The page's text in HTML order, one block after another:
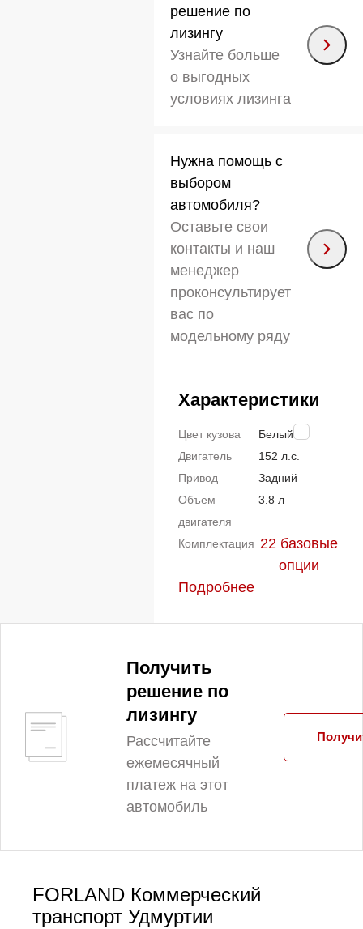
решение по
лизингу
Узнайте больше
о выгодных
условиях лизинга
Нужна помощь с
выбором
автомобиля?
Оставьте свои
контакты и наш
менеджер
проконсультирует
вас по
модельному ряду
Характеристики
Цвет кузова
Белый
Двигатель
152 л.с.
Привод
Задний
Объем
двигателя
3.8 л
Комплектация 22 базовые
опции
Подробнее
Получить
решение по
лизингу
Рассчитайте
ежемесячный
платеж на этот
автомобиль
FORLAND Коммерческий
транспорт Удмуртии